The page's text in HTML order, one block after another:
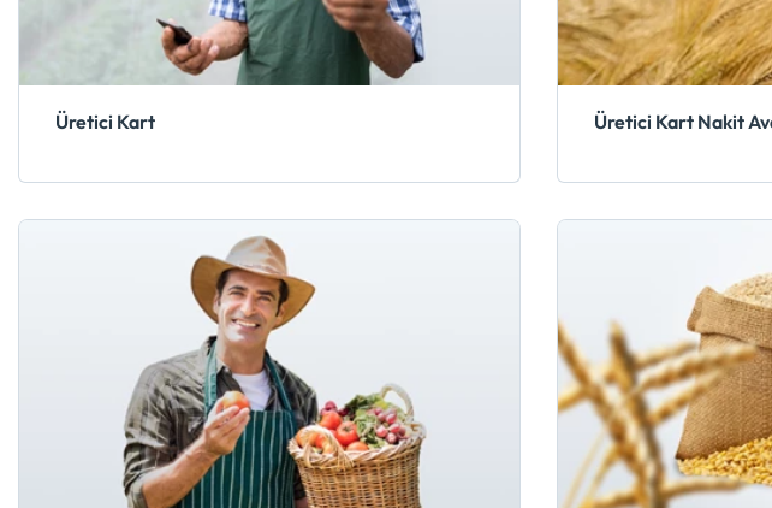
Üretici Kart Üretici Kart Nakit